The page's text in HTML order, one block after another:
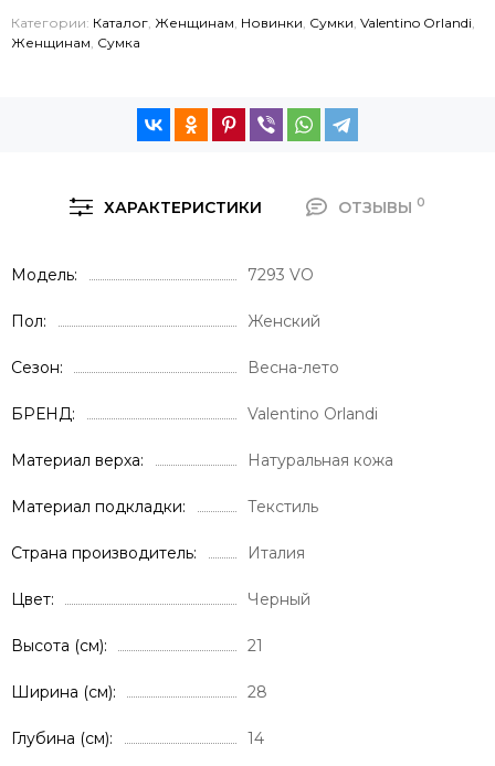
Категории: Каталог Женщинам Новинки Cумки Valentino Orlandi
Женщинам Сумка
ХАРАКТЕРИСТИКИ ОТЗЫВЫ 0
Модель 7293 VO
Пол Женский
Сезон Весна-лето
БРЕНД Valentino Orlandi
Материал верха Натуральная кожа
Материал подкладки Текстиль
Страна производитель Италия
Цвет Черный
Высота (см) 21
Ширина (см) 28
Глубина (см) 14